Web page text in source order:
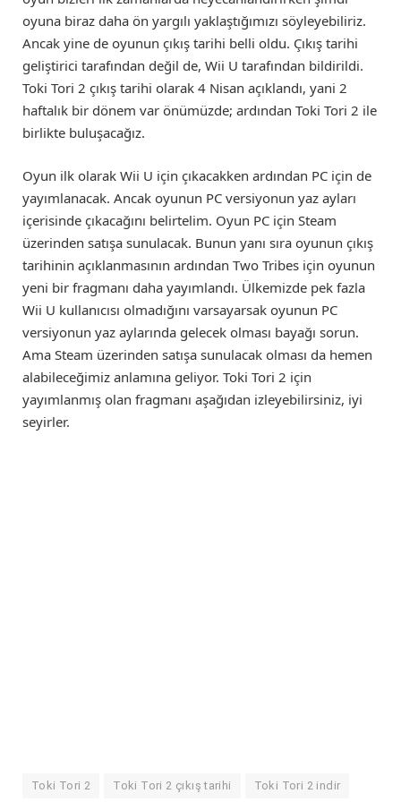
oyuna biraz daha ön yargılı yaklaştığımızı söyleyebiliriz.
Ancak yine de oyunun çıkış tarihi belli oldu. Çıkış tarihi
geliştirici tarafından değil de, Wii U tarafından bildirildi.
Toki Tori 2 çıkış tarihi olarak 4 Nisan açıklandı, yani 2
haftalık bir dönem var önümüzde; ardından Toki Tori 2 ile
birlikte buluşacağız.
Oyun ilk olarak Wii U için çıkacakken ardından PC için de
yayımlanacak. Ancak oyunun PC versiyonun yaz ayları
içerisinde çıkacağını belirtelim. Oyun PC için Steam
üzerinden satışa sunulacak. Bunun yanı sıra oyunun çıkış
tarihinin açıklanmasının ardından Two Tribes için oyunun
yeni bir fragmanı daha yayımlandı. Ülkemizde pek fazla
Wii U kullanıcısı olmadığını varsayarsak oyunun PC
versiyonun yaz aylarında gelecek olması bayağı sorun.
Ama Steam üzerinden satışa sunulacak olması da hemen
alabileceğimiz anlamına geliyor. Toki Tori 2 için
yayımlanmış olan fragmanı aşağıdan izleyebilirsiniz, iyi
seyirler.
Toki Tori 2 Toki Tori 2 çıkış tarihi Toki Tori 2 indir